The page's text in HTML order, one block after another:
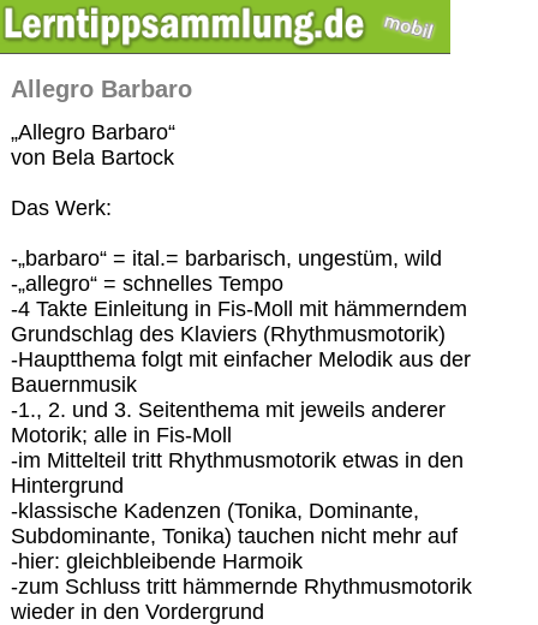
Allegro Barbaro
„Allegro Barbaro“
von Bela Bartock
Das Werk:
-„barbaro“ = ital.= barbarisch, ungestüm, wild
-„allegro“ = schnelles Tempo
-4 Takte Einleitung in Fis-Moll mit hämmerndem
Grundschlag des Klaviers (Rhythmusmotorik)
-Hauptthema folgt mit einfacher Melodik aus der
Bauernmusik
-1., 2. und 3. Seitenthema mit jeweils anderer
Motorik; alle in Fis-Moll
-im Mittelteil tritt Rhythmusmotorik etwas in den
Hintergrund
-klassische Kadenzen (Tonika, Dominante,
Subdominante, Tonika) tauchen nicht mehr auf
-hier: gleichbleibende Harmoik
-zum Schluss tritt hämmernde Rhythmusmotorik
wieder in den Vordergrund